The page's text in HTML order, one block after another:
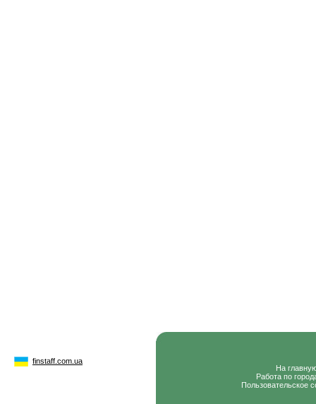
finstaff.com.ua
На
Работа по
Пользовательское